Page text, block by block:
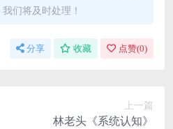
们将及时处理！
分享 收藏 点赞(0)
上一篇
林老头《系统认知》